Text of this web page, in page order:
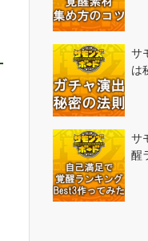
サ
は
サ
醒